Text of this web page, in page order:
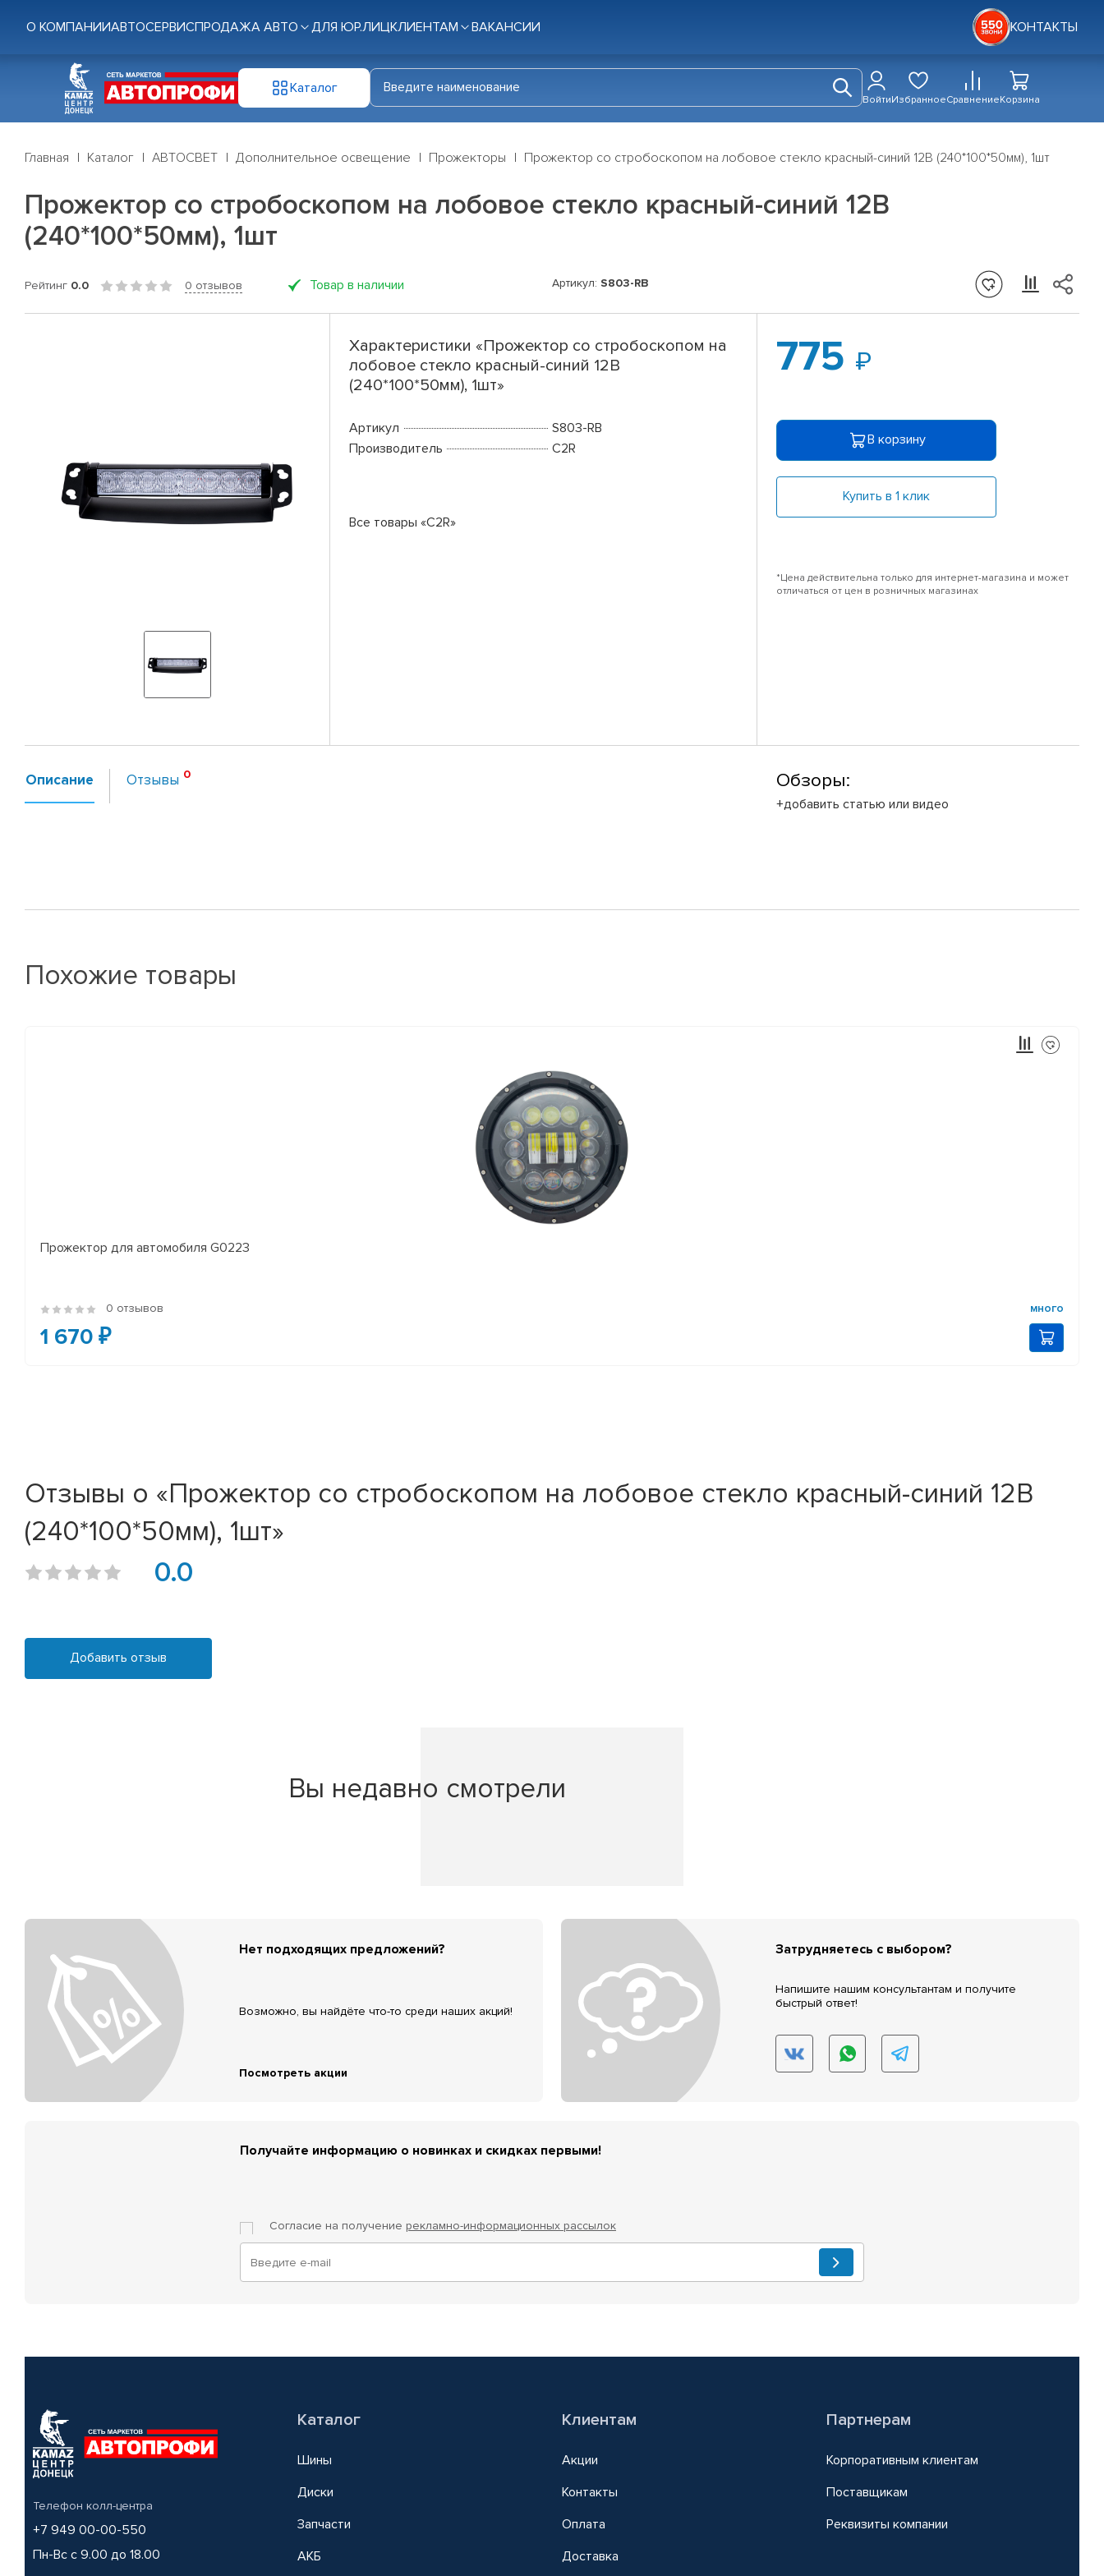
О КОМПАНИИАВТОСЕРВИСПРОДАЖА АВТО ДЛЯ ЮР.ЛИЦКЛИЕНТАМ ВАКАНСИИ КОНТАКТЫ
Каталог
ВойтиИзбранноеСравнениеКорзина
Главная Каталог АВТОСВЕТ Дополнительное освещение Прожекторы Прожектор со стробоскопом на лобовое стекло красный-синий 12В (240*100*50мм), 1шт
Прожектор со стробоскопом на лобовое стекло красный-синий 12В
(240*100*50мм), 1шт
Рейтинг 0.0 0 отзывов Товар в наличии Артикул: S803-RB
Характеристики «Прожектор со стробоскопом на
лобовое стекло красный-синий 12В
(240*100*50мм), 1шт»
Артикул
S803-RB
Производитель
C2R
Все товары «C2R»
775
В корзину
Купить в 1 клик
*Цена действительна только для интернет-магазина и может
отличаться от цен в розничных магазинах
Описание Отзывы Обзоры:
+добавить статью или видео
Похожие товары
Прожектор для автомобиля G0223
0 отзывов много
1 670 ₽
Отзывы о «Прожектор со стробоскопом на лобовое стекло красный-синий 12В
(240*100*50мм), 1шт»
0.0
Добавить отзыв
Вы недавно смотрели
Нет подходящих предложений?
Возможно, вы найдёте что-то среди наших акций!
Посмотреть акции
Затрудняетесь с выбором?
Напишите нашим консультантам и получите
быстрый ответ!
Получайте информацию о новинках и скидках первыми!
Согласие на получение рекламно-информационных рассылок
Телефон колл-центра
+7 949 00-00-550
Пн-Вс с 9.00 до 18.00
Каталог
Шины
Диски
Запчасти
АКБ
Клиентам
Акции
Контакты
Оплата
Доставка
Партнерам
Корпоративным клиентам
Поставщикам
Реквизиты компании